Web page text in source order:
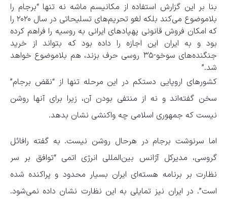
بنا بر این گزارش استفاده از مکانیسم ماشه نه تنها “برجام را
بلاموضوع می‌کند بلکه لغو تحریم‌های تسلیحاتی در سال ۲۰۲۰ را
که امکان فروش قانونی پهپاد‌های ایرانی به روسیه را فراهم کرده
بود و به ایران این اجازه را داده بود که بتواند از خرید
جنگنده‌های سوخو-۳۵ روسی حرف بزند، هم بلاموضوع خواهد
شد.”
کشور‌های اروپایی دستکم در این مرحله تنها از “نقض برجام”
سخن گفته‌اند و نه از منتفی بودن آن، زیرا برای آنها روشن
نیست که جمهوری اسلامی چه واکنشی نشان بدهد.
اما سرنوشت برجام در هرحال روشن نیست. به گفته رافائل
گروسی، مدیرکل آژانس بین‌المللی انرژی اتمی “توافق بر سر
نظارت بر برنامه هسته‌ای ایران بسیار محدود و پراکنده شده
است”. در ایران نیز تمایلی به این نظارت نشان داده نمی‌شود.